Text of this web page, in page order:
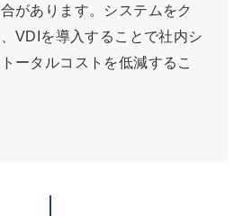
があります。システムをク
VDIを導入することで社内シ
ータルコストを低減するこ